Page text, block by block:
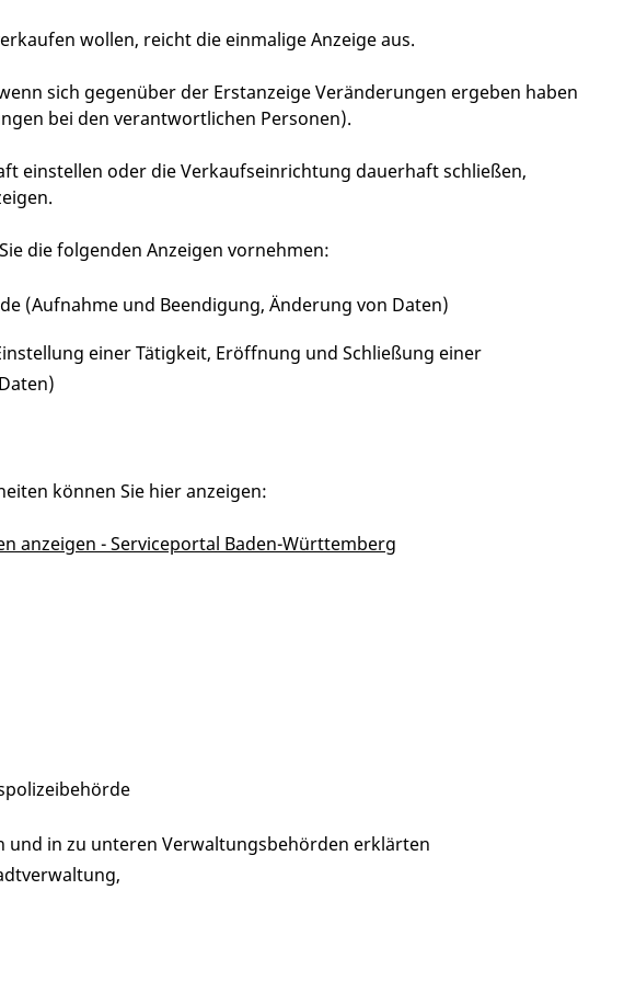
wollen, reicht die einmalige Anzeige aus.
sich gegenüber der Erstanzeige Veränderungen ergeben haben
bei den verantwortlichen Personen).
einstellen oder die Verkaufseinrichtung dauerhaft schließen,
die folgenden Anzeigen vornehmen:
(Aufnahme und Beendigung, Änderung von Daten)
einer Tätigkeit, Eröffnung und Schließung einer
können Sie hier anzeigen:
anzeigen - Serviceportal Baden-Württemberg
und in zu unteren Verwaltungsbehörden erklärten